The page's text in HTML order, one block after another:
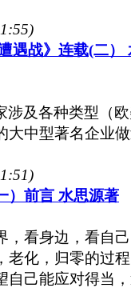
遇战》连载(二）
及各种类型（欧
大中型著名企业
）前言 水思源著
，看身边，看自己
化，归零的过
自己能应对得当